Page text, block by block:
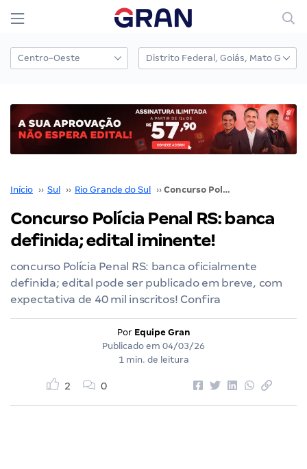
Início ›› Sul ›› Rio Grande do Sul ›› Concurso Polícia Penal RS: banca definida; edital iminente!
Concurso Polícia Penal RS: banca
definida; edital iminente!
concurso Polícia Penal RS: banca oficialmente
definida; edital pode ser publicado em breve, com
expectativa de 40 mil inscritos! Confira
Por Equipe Gran
Publicado em 04/03/26
1 min. de leitura
2 0